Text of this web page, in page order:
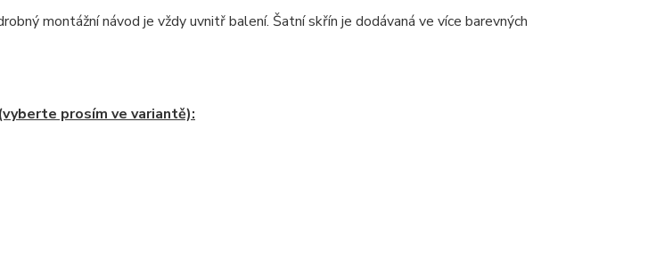
montážní návod je vždy uvnitř balení. Šatní skřín je dodávaná ve více barevných
prosím ve variantě):